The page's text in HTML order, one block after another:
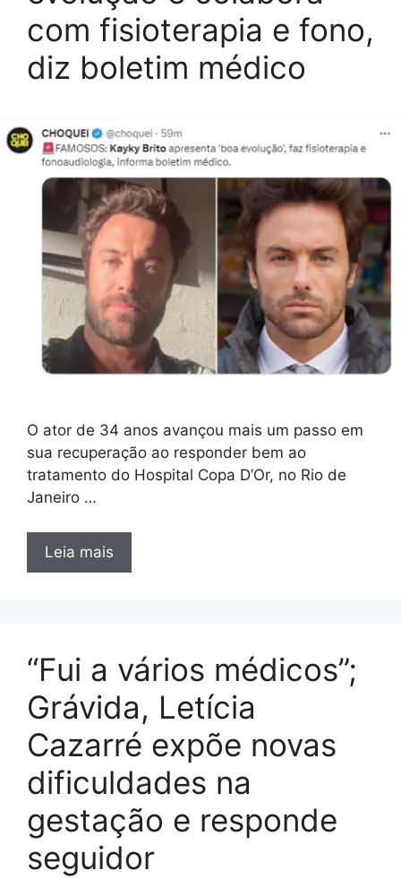
com fisioterapia e fono,
diz boletim médico
O ator de 34 anos avançou mais um passo em
sua recuperação ao responder bem ao
tratamento do Hospital Copa D’Or, no Rio de
Janeiro …
Leia mais
“Fui a vários médicos”;
Grávida, Letícia
Cazarré expõe novas
dificuldades na
gestação e responde
seguidor